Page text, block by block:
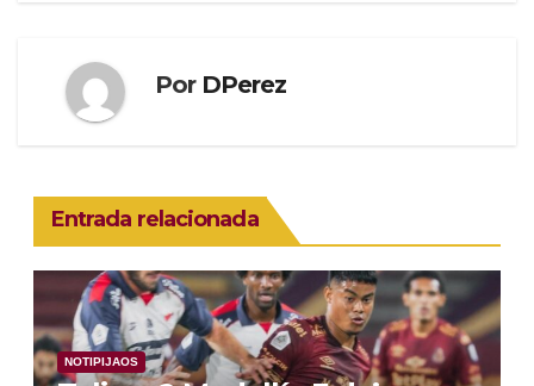
Por DPerez
Entrada relacionada
NOTIPIJAOS